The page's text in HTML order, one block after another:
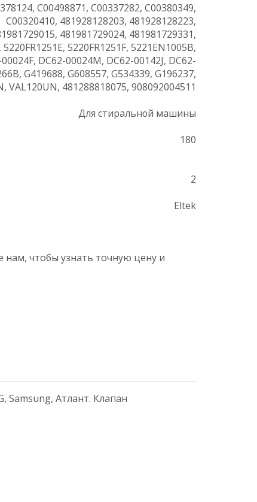
C00498871, C00337282, C00380349,
C00320410, 481928128203, 481928128223,
481981729024, 481981729331,
5220FR1251F, 5221EN1005B,
DC62-00024M, DC62-00142J, DC62-
G419688, G608557, G534339, G196237,
VAL120UN, 481288818075, 908092004511
Для стиральной машины
180
2
Eltek
чтобы узнать точную цену и
Samsung, Атлант. Клапан